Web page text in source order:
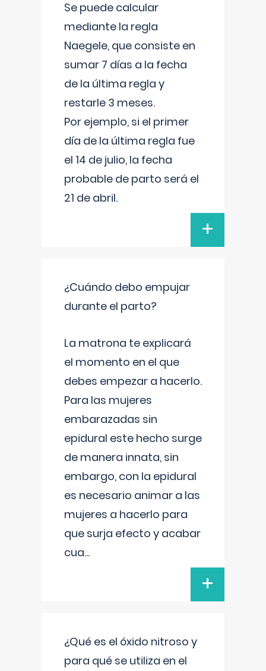
Se puede calcular
mediante la regla
Naegele, que consiste en
sumar 7 días a la fecha
de la última regla y
restarle 3 meses.
Por ejemplo, si el primer
día de la última regla fue
el 14 de julio, la fecha
probable de parto será el
21 de abril.
+
¿Cuándo debo empujar
durante el parto?
La matrona te explicará
el momento en el que
debes empezar a hacerlo.
Para las mujeres
embarazadas sin
epidural este hecho surge
de manera innata, sin
embargo, con la epidural
es necesario animar a las
mujeres a hacerlo para
que surja efecto y acabar
cua...
+
¿Qué es el óxido nitroso y
para qué se utiliza en el